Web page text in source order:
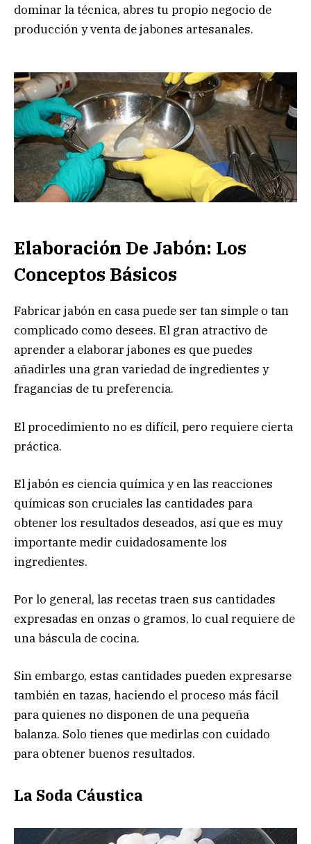
dominar la técnica, abres tu propio negocio de
producción y venta de jabones artesanales.
Elaboración De Jabón: Los
Conceptos Básicos
Fabricar jabón en casa puede ser tan simple o tan
complicado como desees. El gran atractivo de
aprender a elaborar jabones es que puedes
añadirles una gran variedad de ingredientes y
fragancias de tu preferencia.
El procedimiento no es difícil, pero requiere cierta
práctica.
El jabón es ciencia química y en las reacciones
químicas son cruciales las cantidades para
obtener los resultados deseados, así que es muy
importante medir cuidadosamente los
ingredientes.
Por lo general, las recetas traen sus cantidades
expresadas en onzas o gramos, lo cual requiere de
una báscula de cocina.
Sin embargo, estas cantidades pueden expresarse
también en tazas, haciendo el proceso más fácil
para quienes no disponen de una pequeña
balanza. Solo tienes que medirlas con cuidado
para obtener buenos resultados.
La Soda Cáustica